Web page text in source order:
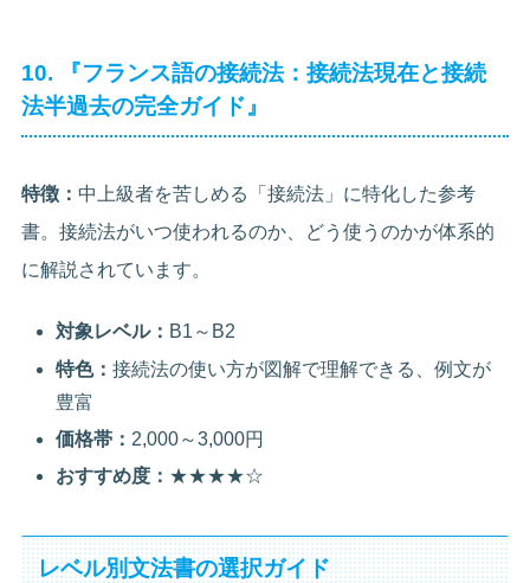
10. 『フランス語の接続法：接続法現在と接続
法半過去の完全ガイド』
特徴： 中上級者を苦しめる「接続法」に特化した参考
書。接続法がいつ使われるのか、どう使うのかが体系的
に解説されています。
対象レベル： B1～B2
特色：接続法の使い方が図解で理解できる、例文が
豊富
価格帯： 2,000～3,000円
おすすめ度： ★★★★☆
レベル別文法書の選択ガイド